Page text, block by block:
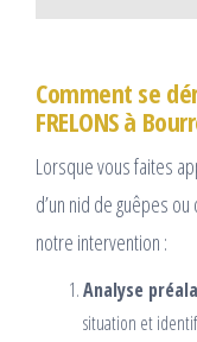
Comment se
FRELONS à
Lorsque vous faites
d’un nid de guêpes
notre intervention :
Analyse
situation et